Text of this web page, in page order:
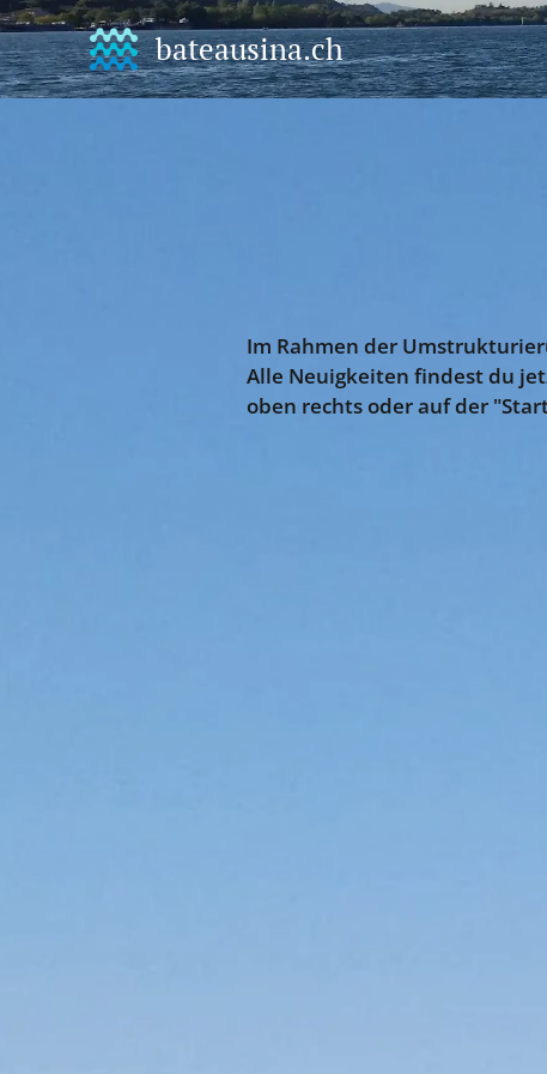
bateausina.ch
Im Rahmen der
Alle Neuigkeiten findest du
oben rechts oder auf der